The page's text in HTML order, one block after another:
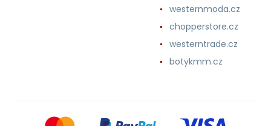
westernmoda.cz
chopperstore.cz
westerntrade.cz
botykmm.cz